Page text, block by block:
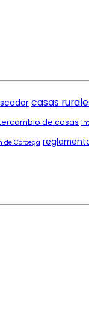
casas
de casas
de Córcega